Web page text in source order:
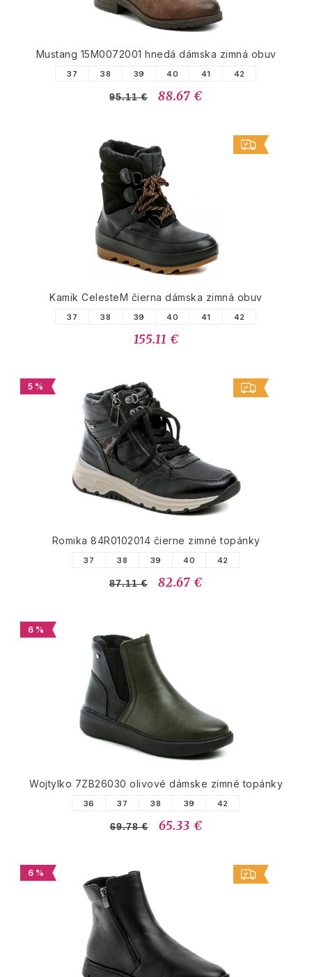
Mustang 15M0072001 hnedá dámska zimná obuv
37 38 39 40 41 42
95.11 € 88.67 €
Kamik CelesteM čierna dámska zimná obuv
37 38 39 40 41 42
155.11 €
5 %
Romika 84R0102014 čierne zimné topánky
37 38 39 40 42
87.11 € 82.67 €
6 %
Wojtylko 7ZB26030 olivové dámske zimné topánky
36 37 38 39 42
69.78 € 65.33 €
6 %